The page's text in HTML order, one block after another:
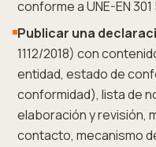
conforme a UNE-EN
Publicar una
1112/2018) con
entidad, estado de
conformidad), lista de
elaboración y revisión,
contacto, mecanismo